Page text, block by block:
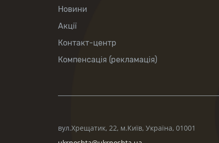
Новини
Акції
Контакт-центр
Компенсація (рекламація)
вул.Хрещатик, 22, м.Київ, Україна, 01001